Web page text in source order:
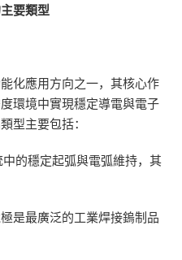
要類型
化應用方向之一，其核心作
環境中實現穩定導電與電子
型主要包括：
的穩定起弧與電弧維持，其
是最廣泛的工業焊接鎢制品